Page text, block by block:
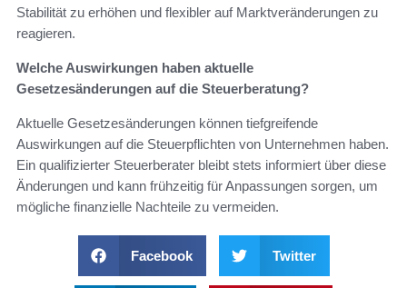
Stabilität zu erhöhen und flexibler auf Marktveränderungen zu
reagieren.
Welche Auswirkungen haben aktuelle
Gesetzesänderungen auf die Steuerberatung?
Aktuelle Gesetzesänderungen können tiefgreifende
Auswirkungen auf die Steuerpflichten von Unternehmen haben.
Ein qualifizierter Steuerberater bleibt stets informiert über diese
Änderungen und kann frühzeitig für Anpassungen sorgen, um
mögliche finanzielle Nachteile zu vermeiden.
Facebook Twitter